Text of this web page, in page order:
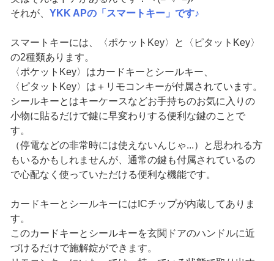
それが、 YKK APの「スマートキー」です♪
スマートキーには、〈ポケットKey〉と〈ピタットKey〉
の2種類あります。
〈ポケットKey〉はカードキーとシールキー、
〈ピタットKey〉は＋リモコンキーが付属されています。
シールキーとはキーケースなどお手持ちのお気に入りの
小物に貼るだけで鍵に早変わりする便利な鍵のことで
す。
（停電などの非常時には使えないんじゃ...）と思われる方
もいるかもしれませんが、通常の鍵も付属されているの
で心配なく使っていただける便利な機能です。
カードキーとシールキーにはICチップが内蔵してありま
す。
このカードキーとシールキーを玄関ドアのハンドルに近
づけるだけで施解錠ができます。